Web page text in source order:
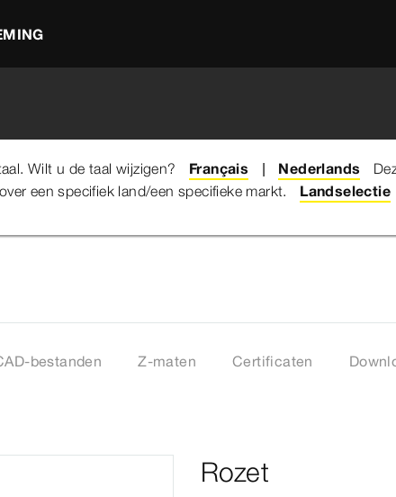
Wilt u de taal wijzigen? Français Nederlands
een specifiek land/een specifieke markt.
Landselectie
Profipress Radiatoraanslutingen Rozet - model
bestanden Z-maten Certificaten
Rozet